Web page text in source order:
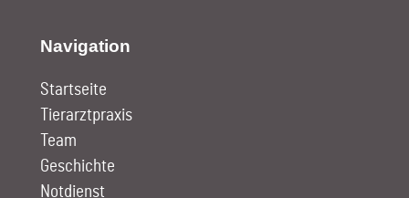
Navigation
Startseite
Tierarztpraxis
Team
Geschichte
Notdienst